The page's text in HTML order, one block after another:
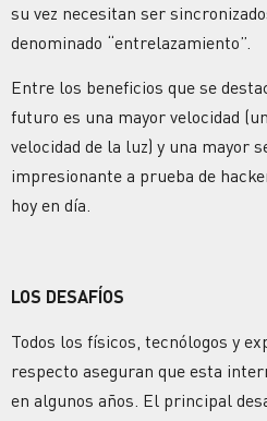
su vez necesitan ser
denominado “entrelazamiento”.
Entre los beneficios que se
futuro es una mayor velocidad
velocidad de la luz) y una mayor
impresionante a prueba de
hoy en día.
LOS DESAFÍOS
Todos los físicos, tecnólogos y
respecto aseguran que esta
en algunos años. El principal